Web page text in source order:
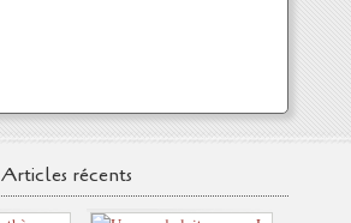
Articles récents